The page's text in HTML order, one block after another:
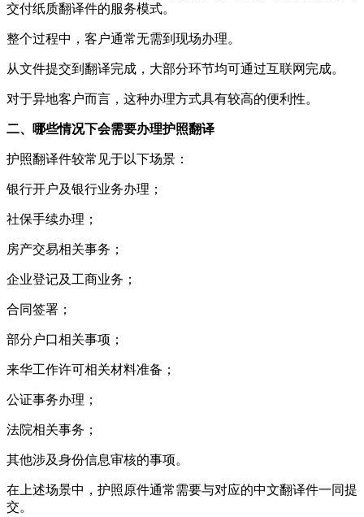
交付纸质翻译件的服务模式。
整个过程中，客户通常无需到现场办理。
从文件提交到翻译完成，大部分环节均可通过互联网完成。
对于异地客户而言，这种办理方式具有较高的便利性。
二、哪些情况下会需要办理护照翻译
护照翻译件较常见于以下场景：
银行开户及银行业务办理；
社保手续办理；
房产交易相关事务；
企业登记及工商业务；
合同签署；
部分户口相关事项；
来华工作许可相关材料准备；
公证事务办理；
法院相关事务；
其他涉及身份信息审核的事项。
在上述场景中，护照原件通常需要与对应的中文翻译件一同提
交。